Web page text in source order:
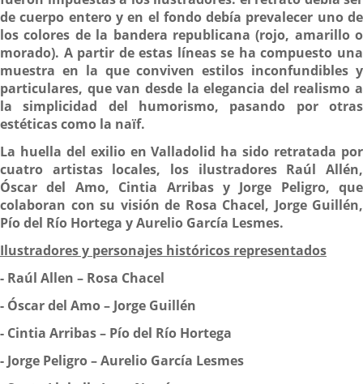
de cuerpo entero y en el fondo debía prevalecer uno de
los colores de la bandera republicana (rojo, amarillo o
morado). A partir de estas líneas se ha compuesto una
muestra en la que conviven estilos inconfundibles y
particulares, que van desde la elegancia del realismo a
la simplicidad del humorismo, pasando por otras
estéticas como la naïf.
La huella del exilio en Valladolid ha sido retratada por
cuatro artistas locales, los ilustradores Raúl Allén,
Óscar del Amo, Cintia Arribas y Jorge Peligro, que
colaboran con su visión de Rosa Chacel, Jorge Guillén,
Pío del Río Hortega y Aurelio García Lesmes.
Ilustradores y personajes históricos representados
- Raúl Allen – Rosa Chacel
- Óscar del Amo – Jorge Guillén
- Cintia Arribas – Pío del Río Hortega
- Jorge Peligro – Aurelio García Lesmes